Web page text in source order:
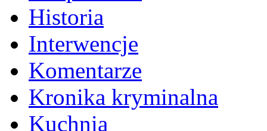
Historia
Interwencje
Komentarze
Kronika kryminalna
Kuchnia